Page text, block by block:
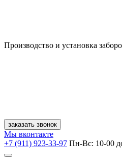
Производство и установка
заказать звонок
Мы вконтакте
+7 (911) 923-33-97 Пн-Вс: 10-00